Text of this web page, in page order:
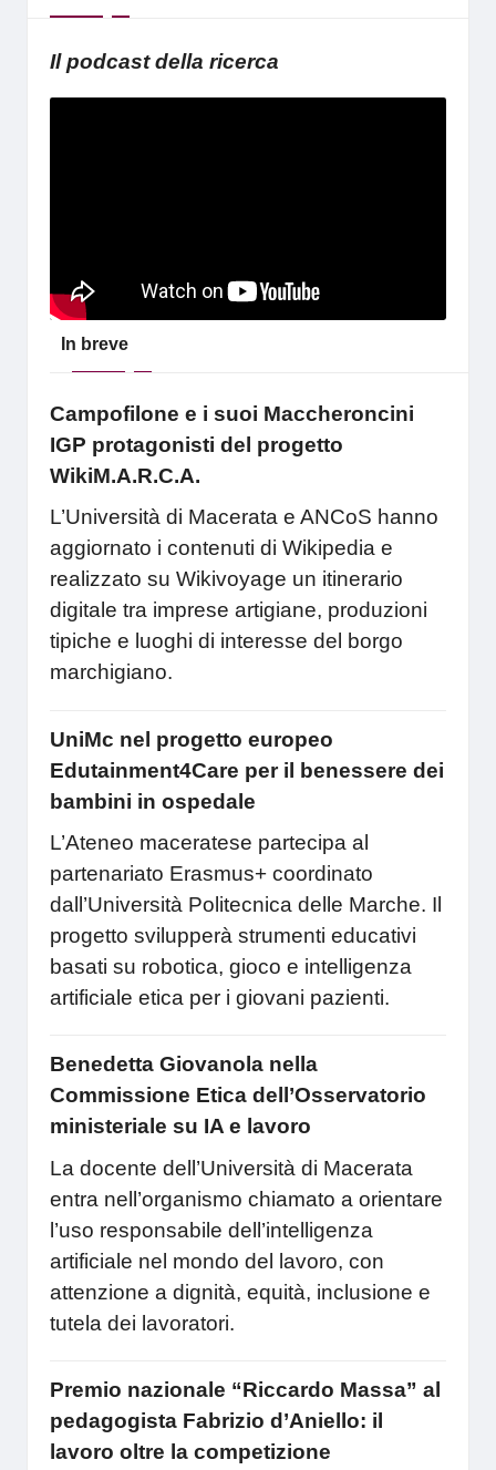
Il podcast della ricerca
In breve
Campofilone e i suoi Maccheroncini
IGP protagonisti del progetto
WikiM.A.R.C.A.
L’Università di Macerata e ANCoS hanno
aggiornato i contenuti di Wikipedia e
realizzato su Wikivoyage un itinerario
digitale tra imprese artigiane, produzioni
tipiche e luoghi di interesse del borgo
marchigiano.
UniMc nel progetto europeo
Edutainment4Care per il benessere dei
bambini in ospedale
L’Ateneo maceratese partecipa al
partenariato Erasmus+ coordinato
dall’Università Politecnica delle Marche. Il
progetto svilupperà strumenti educativi
basati su robotica, gioco e intelligenza
artificiale etica per i giovani pazienti.
Benedetta Giovanola nella
Commissione Etica dell’Osservatorio
ministeriale su IA e lavoro
La docente dell’Università di Macerata
entra nell’organismo chiamato a orientare
l’uso responsabile dell’intelligenza
artificiale nel mondo del lavoro, con
attenzione a dignità, equità, inclusione e
tutela dei lavoratori.
Premio nazionale “Riccardo Massa” al
pedagogista Fabrizio d’Aniello: il
lavoro oltre la competizione